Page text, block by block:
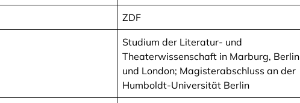
ZDF
Studium der Literatur- und
Theaterwissenschaft in Marburg, Berlin
und London; Magisterabschluss an der
Humboldt-Universität Berlin